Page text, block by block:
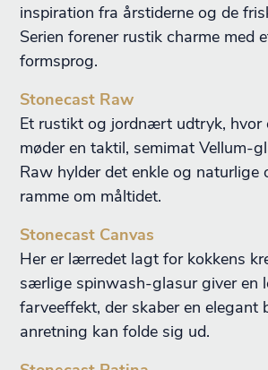
inspiration fra årstiderne og de
Serien forener rustik charme med
formsprog.
Stonecast Raw
Et rustikt og jordnært udtryk, hvor
møder en taktil, semimat Vellum-
Raw hylder det enkle og naturlige
ramme om måltidet.
Stonecast Canvas
Her er lærredet lagt for kokkens
særlige spinwash-glasur giver en
farveeffekt, der skaber en elegant
anretning kan folde sig ud.